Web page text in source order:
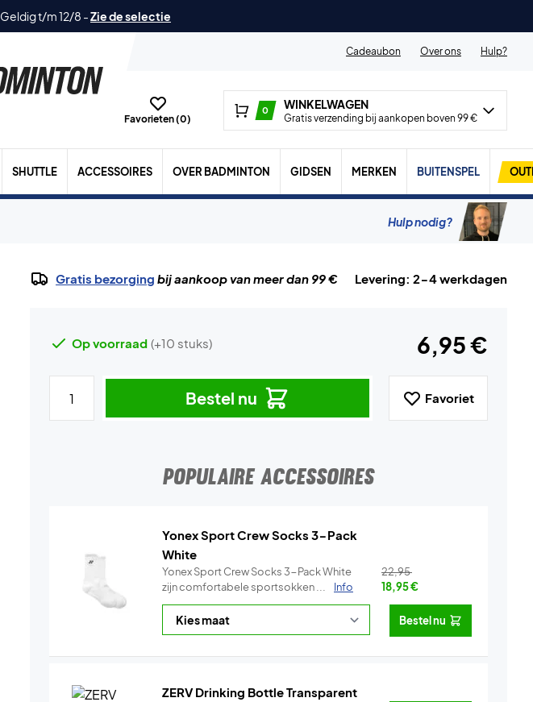
Geldig t/m 12/8 -Zie de selectie
Cadeaubon
Over ons Hulp?
Favorieten (0)
0 WINKELWAGEN
Gratis verzending bij aankopen boven 99 €
SHUTTLE ACCESSOIRES OVER BADMINTON GIDSEN MERKEN BUITENSPEL
Hulp nodig?
Gratis bezorging bij aankoop van meer dan 99 € Levering: 2-4 werkdagen
Op voorraad (+10 stuks) 6,95 €
Bestel nu Favoriet
POPULAIRE ACCESSOIRES
Yonex Sport Crew Socks 3-Pack
White
Yonex Sport Crew Socks 3-Pack White
zijn comfortabele sportsokken ...
Info
22,95
18,95€
Bestel nu
ZERV Drinking Bottle Transparent